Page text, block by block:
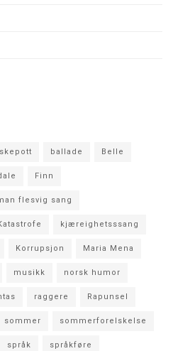
ballade Belle
Finn
flesvig sang
kjæreighetsssang
Korrupsjon Maria Mena
musikk norsk humor
raggere Rapunsel
sommer sommerforelskelse
språk språkføre